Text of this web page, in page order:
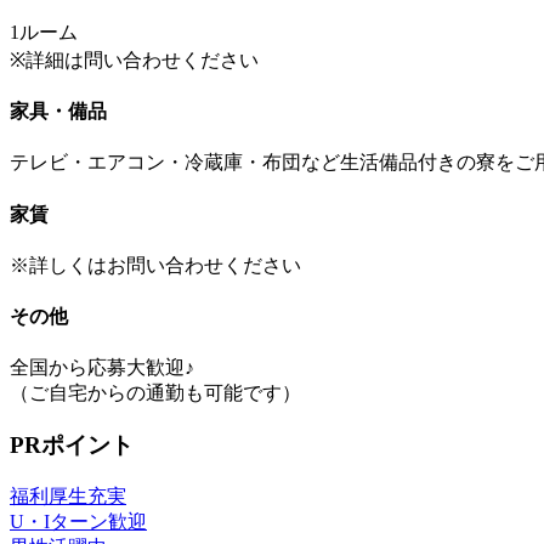
1ルーム
※詳細は問い合わせください
家具・備品
テレビ・エアコン・冷蔵庫・布団など生活備品付きの寮をご
家賃
※詳しくはお問い合わせください
その他
全国から応募大歓迎♪
（ご自宅からの通勤も可能です）
PRポイント
福利厚生充実
U・Iターン歓迎